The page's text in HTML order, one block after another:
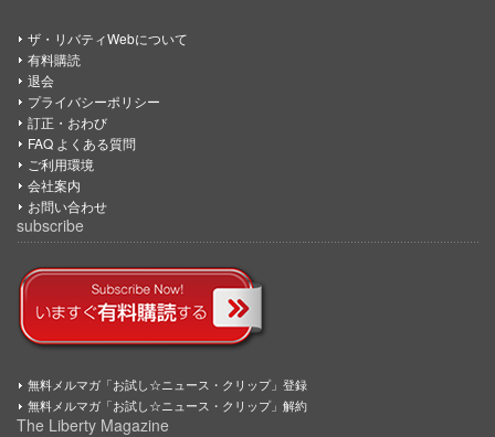
ザ・リバティWebについて
有料購読
退会
プライバシーポリシー
訂正・おわび
FAQ よくある質問
ご利用環境
会社案内
お問い合わせ
subscribe
無料メルマガ「お試し☆ニュース・クリップ」登録
無料メルマガ「お試し☆ニュース・クリップ」解約
The Liberty Magazine